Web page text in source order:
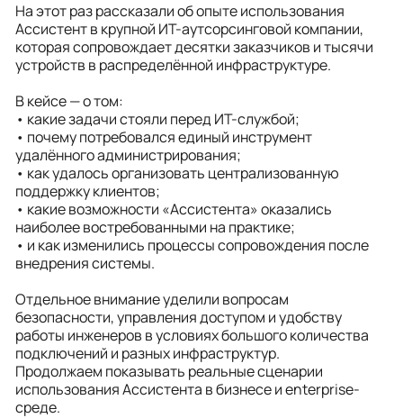
На этот раз рассказали об опыте использования
Ассистент в крупной ИТ-аутсорсинговой компании,
которая сопровождает десятки заказчиков и тысячи
устройств в распределённой инфраструктуре.
В кейсе — о том:
• какие задачи стояли перед ИТ-службой;
• почему потребовался единый инструмент
удалённого администрирования;
• как удалось организовать централизованную
поддержку клиентов;
• какие возможности «Ассистента» оказались
наиболее востребованными на практике;
• и как изменились процессы сопровождения после
внедрения системы.
Отдельное внимание уделили вопросам
безопасности, управления доступом и удобству
работы инженеров в условиях большого количества
подключений и разных инфраструктур.
Продолжаем показывать реальные сценарии
использования Ассистента в бизнесе и enterprise-
среде.